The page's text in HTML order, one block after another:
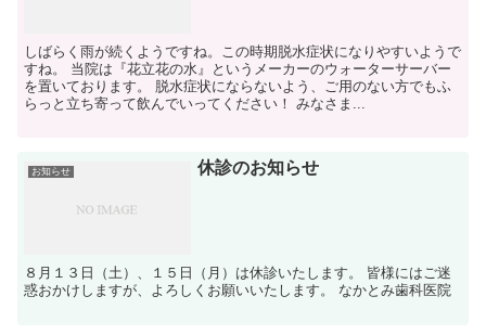
しばらく雨が続くようですね。この時期脱水症状になりやすいようで
すね。 当院は『花立花の水』というメーカーのウォーターサーバー
を置いております。 脱水症状にならないよう、ご用のない方でもふ
らっと立ち寄って飲んでいってください！ みなさま...
お知らせ 休診のお知らせ
８月１３日（土）、１５日（月）は休診いたします。 皆様にはご迷
惑おかけしますが、よろしくお願いいたします。 なかとみ歯科医院